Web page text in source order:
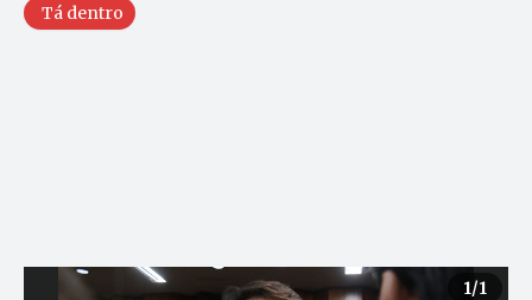
Tá dentro
1/1